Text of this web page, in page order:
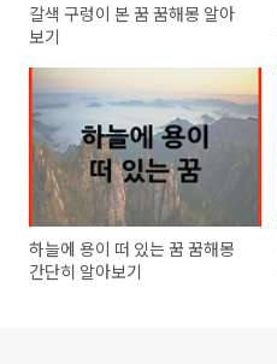
갈색 구렁이 본 꿈 꿈해몽 알아
보기
하늘에 용이 떠 있는 꿈 꿈해몽
간단히 알아보기